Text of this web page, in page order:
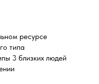
ресурсе
типа
3 близких людей